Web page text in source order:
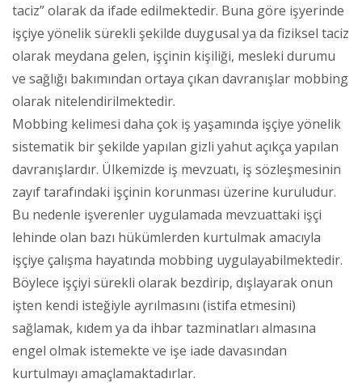
taciz” olarak da ifade edilmektedir. Buna göre işyerinde
işçiye yönelik sürekli şekilde duygusal ya da fiziksel taciz
olarak meydana gelen, işçinin kişiliği, mesleki durumu
ve sağlığı bakımından ortaya çıkan davranışlar mobbing
olarak nitelendirilmektedir.
Mobbing kelimesi daha çok iş yaşamında işçiye yönelik
sistematik bir şekilde yapılan gizli yahut açıkça yapılan
davranışlardır. Ülkemizde iş mevzuatı, iş sözleşmesinin
zayıf tarafındaki işçinin korunması üzerine kuruludur.
Bu nedenle işverenler uygulamada mevzuattaki işçi
lehinde olan bazı hükümlerden kurtulmak amacıyla
işçiye çalışma hayatında mobbing uygulayabilmektedir.
Böylece işçiyi sürekli olarak bezdirip, dışlayarak onun
işten kendi isteğiyle ayrılmasını (istifa etmesini)
sağlamak, kıdem ya da ihbar tazminatları almasına
engel olmak istemekte ve işe iade davasından
kurtulmayı amaçlamaktadırlar.